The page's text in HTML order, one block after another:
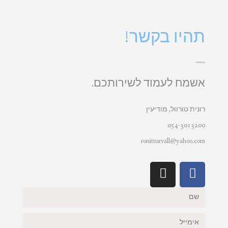
תהיו בקשר!
אשמח לעמוד לשירותכם.
רונית טורוול, מודיעין
054-3013200
ronitturvall@yahoo.com